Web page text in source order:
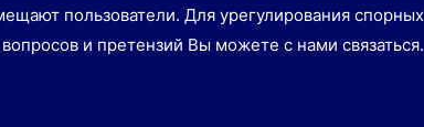
пользователи. Для урегулирования спорных
вопросов и претензий Вы можете с нами связаться.